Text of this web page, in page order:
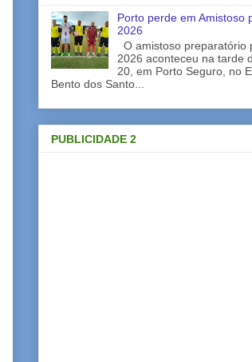
Porto perde em Amistoso
2026
O amistoso preparatório
2026 aconteceu na tarde
20, em Porto Seguro, no
Bento dos Santo...
PUBLICIDADE 2